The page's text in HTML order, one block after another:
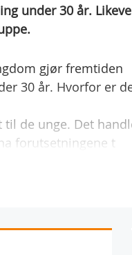
under 30 år.
gjør fremtiden
30 år. Hvorfor er
de unge. Det
forutsetningene t